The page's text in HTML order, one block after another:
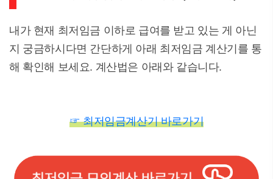
내가 현재 최저임금 이하로 급여를 받고 있는 게 아닌
지 궁금하시다면 간단하게 아래 최저임금 계산기를 통
해 확인해 보세요. 계산법은 아래와 같습니다.
☞최저임금계산기 바로가기